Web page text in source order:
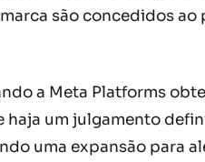
são concedidos
a Meta Platforms
haja um julgamento
uma expansão para